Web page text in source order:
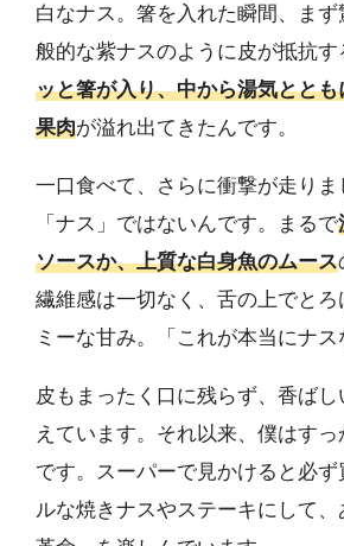
白なナス。箸を入れた瞬間、ま
般的な紫ナスのように皮が抵抗す
ッと箸が入り、中から湯気とと
果肉が溢れ出てきたんです。
一口食べて、さらに衝撃が走り
「ナス」ではないんです。まるで
ソースか、上質な白身魚のムース
繊維感は一切なく、舌の上でと
ミーな甘み。「これが本当にナス
皮もまったく口に残らず、香ば
えています。それ以来、僕はす
です。スーパーで見かけると必
ルな焼きナスやステーキにして、